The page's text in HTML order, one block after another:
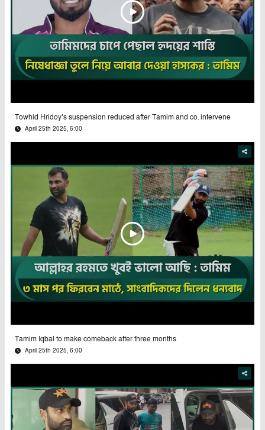
Towhid Hridoy’s suspension reduced after Tamim and co. intervene
April 25th 2025, 6:00
Tamim Iqbal to make comeback after three months
April 25th 2025, 6:00